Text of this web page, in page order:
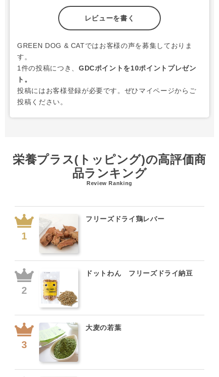
レビューを書く
GREEN DOG & CATではお客様の声を募集しておりま
す。
1件の投稿につき、 GDCポイントを10ポイントプレゼン
ト。
投稿にはお客様登録が必要です。ぜひマイページからご
投稿ください。
栄養プラス(トッピング)の高評価商
品ランキング
Review Ranking
フリーズドライ鶏レバー
ドットわん フリーズドライ納豆
大麦の若葉